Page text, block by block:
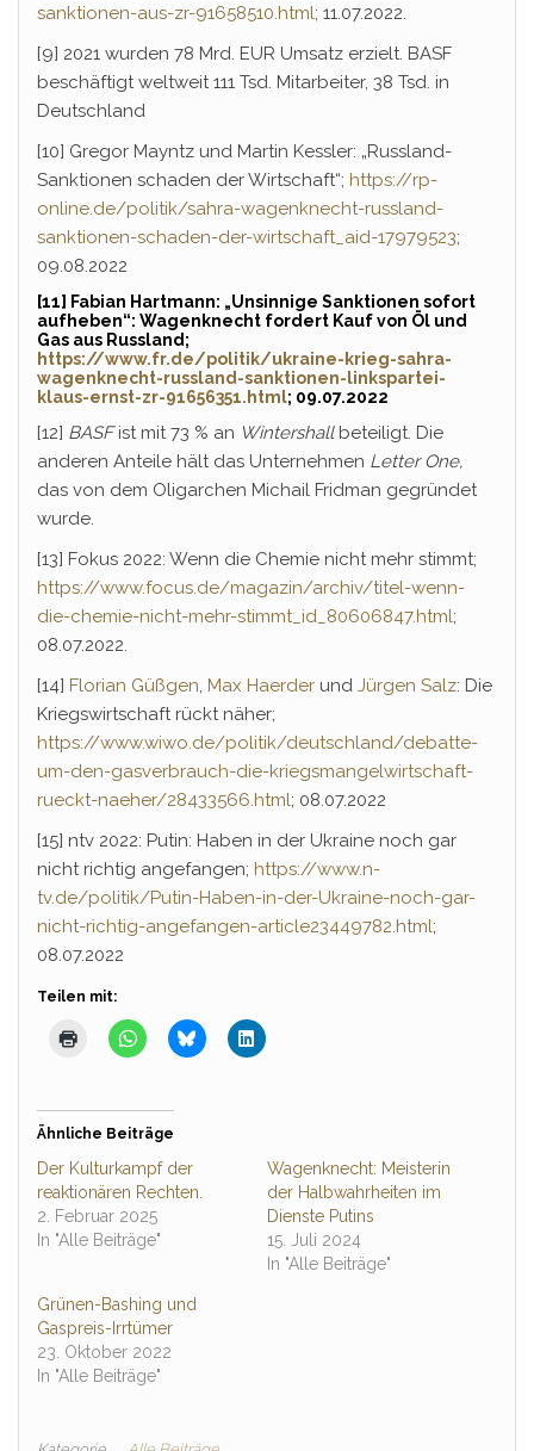
sanktionen-aus-zr-91658510.html; 11.07.2022.
[9] 2021 wurden 78 Mrd. EUR Umsatz erzielt. BASF
beschäftigt weltweit 111 Tsd. Mitarbeiter, 38 Tsd. in
Deutschland
[10] Gregor Mayntz und Martin Kessler: „Russland-
Sanktionen schaden der Wirtschaft“; https://rp-
online.de/politik/sahra-wagenknecht-russland-
sanktionen-schaden-der-wirtschaft_aid-17979523;
09.08.2022
[11] Fabian Hartmann: „Unsinnige Sanktionen sofort
aufheben“: Wagenknecht fordert Kauf von Öl und
Gas aus Russland;
https://www.fr.de/politik/ukraine-krieg-sahra-
wagenknecht-russland-sanktionen-linkspartei-
klaus-ernst-zr-91656351.html; 09.07.2022
[12] BASFist mit 73 % an Wintershall beteiligt. Die
anderen Anteile hält das Unternehmen Letter One,
das von dem Oligarchen Michail Fridman gegründet
wurde.
[13] Fokus 2022: Wenn die Chemie nicht mehr stimmt;
https://www.focus.de/magazin/archiv/titel-wenn-
die-chemie-nicht-mehr-stimmt_id_80606847.html;
08.07.2022.
[14] Florian Güßgen, Max Haerder und Jürgen Salz: Die
Kriegswirtschaft rückt näher;
https://www.wiwo.de/politik/deutschland/debatte-
um-den-gasverbrauch-die-kriegsmangelwirtschaft-
rueckt-naeher/28433566.html; 08.07.2022
[15] ntv 2022: Putin: Haben in der Ukraine noch gar
nicht richtig angefangen; https://www.n-
tv.de/politik/Putin-Haben-in-der-Ukraine-noch-gar-
nicht-richtig-angefangen-article23449782.html;
08.07.2022
Teilen mit:
Ähnliche Beiträge
Der Kulturkampf der
reaktionären Rechten.
2. Februar 2025
In "Alle Beiträge"
Wagenknecht: Meisterin
der Halbwahrheiten im
Dienste Putins
15. Juli 2024
In "Alle Beiträge"
Grünen-Bashing und
Gaspreis-Irrtümer
23. Oktober 2022
In "Alle Beiträge"